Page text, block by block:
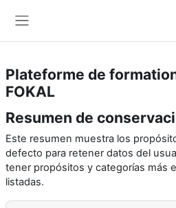
Plateforme de
FOKAL
Resumen de
Este resumen muestra los
defecto para retener datos del
tener propósitos y categorías más
listadas.